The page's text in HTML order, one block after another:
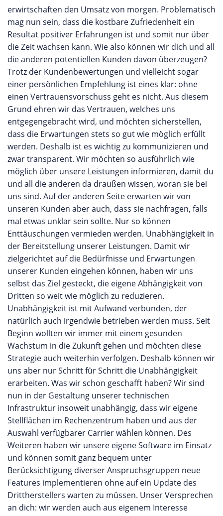
erwirtschaften den Umsatz von morgen. Problematisch
mag nun sein, dass die kostbare Zufriedenheit ein
Resultat positiver Erfahrungen ist und somit nur über
die Zeit wachsen kann. Wie also können wir dich und all
die anderen potentiellen Kunden davon überzeugen?
Trotz der Kundenbewertungen und vielleicht sogar
einer persönlichen Empfehlung ist eines klar: ohne
einen Vertrauensvorschuss geht es nicht. Aus diesem
Grund ehren wir das Vertrauen, welches uns
entgegengebracht wird, und möchten sicherstellen,
dass die Erwartungen stets so gut wie möglich erfüllt
werden. Deshalb ist es wichtig zu kommunizieren und
zwar transparent. Wir möchten so ausführlich wie
möglich über unsere Leistungen informieren, damit du
und all die anderen da draußen wissen, woran sie bei
uns sind. Auf der anderen Seite erwarten wir von
unseren Kunden aber auch, dass sie nachfragen, falls
mal etwas unklar sein sollte. Nur so können
Enttäuschungen vermieden werden. Unabhängigkeit in
der Bereitstellung unserer Leistungen. Damit wir
zielgerichtet auf die Bedürfnisse und Erwartungen
unserer Kunden eingehen können, haben wir uns
selbst das Ziel gesteckt, die eigene Abhängigkeit von
Dritten so weit wie möglich zu reduzieren.
Unabhängigkeit ist mit Aufwand verbunden, der
natürlich auch irgendwie betrieben werden muss. Seit
Beginn wollten wir immer mit einem gesunden
Wachstum in die Zukunft gehen und möchten diese
Strategie auch weiterhin verfolgen. Deshalb können wir
uns aber nur Schritt für Schritt die Unabhängigkeit
erarbeiten. Was wir schon geschafft haben? Wir sind
nun in der Gestaltung unserer technischen
Infrastruktur insoweit unabhängig, dass wir eigene
Stellflächen im Rechenzentrum haben und aus der
Auswahl verfügbarer Carrier wählen können. Des
Weiteren haben wir unsere eigene Software im Einsatz
und können somit ganz bequem unter
Berücksichtigung diverser Anspruchsgruppen neue
Features implementieren ohne auf ein Update des
Drittherstellers warten zu müssen. Unser Versprechen
an dich: wir werden auch aus eigenem Interesse